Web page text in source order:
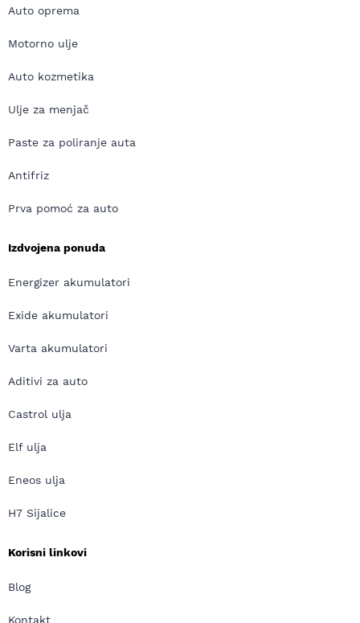
Auto oprema
Motorno ulje
Auto kozmetika
Ulje za menjač
Paste za poliranje auta
Antifriz
Prva pomoć za auto
Izdvojena ponuda
Energizer akumulatori
Exide akumulatori
Varta akumulatori
Aditivi za auto
Castrol ulja
Elf ulja
Eneos ulja
H7 Sijalice
Korisni linkovi
Blog
Kontakt